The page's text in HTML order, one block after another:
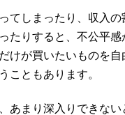
てしまったり、収入
たりすると、不公平感
けが買いたいものを
こともあります。
あまり深入りできな